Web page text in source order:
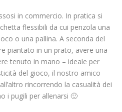
in commercio. In pratica si
flessibili da cui penzola una
o una pallina. A seconda del
piantato in un prato, avere una
tenuto in mano – ideale per
del gioco, il nostro amico
rincorrendo la casualità dei
i pugili per allenarsi 🙂